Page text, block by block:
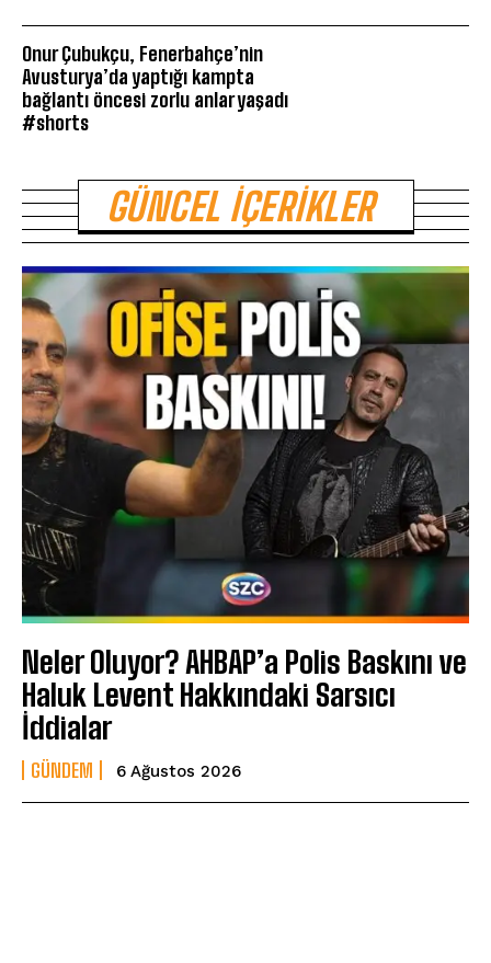
Onur Çubukçu, Fenerbahçe’nin
Avusturya’da yaptığı kampta
bağlantı öncesi zorlu anlar yaşadı
#shorts
GÜNCEL İÇERIKLER
Neler Oluyor? AHBAP’a Polis Baskını ve
Haluk Levent Hakkındaki Sarsıcı
İddialar
GÜNDEM 6 Ağustos 2026